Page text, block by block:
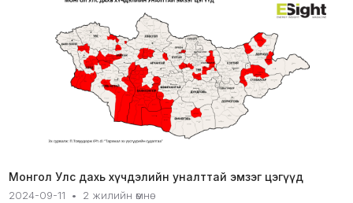
Монгол Улс дахь хүчдэлийн уналттай эмзэг цэгүүд
2024-09-11 • 2 жилийн өмнө